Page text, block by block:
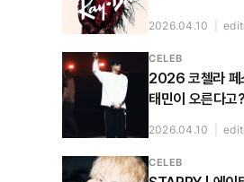
2026.04.10
CELEB
2026 코첼라 페
태민이 오른다고?
2026.04.10
CELEB